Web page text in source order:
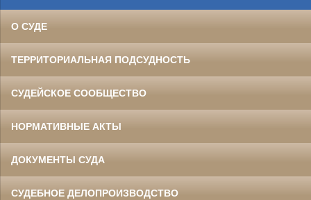
О СУДЕ
ТЕРРИТОРИАЛЬНАЯ ПОДСУДНОСТЬ
СУДЕЙСКОЕ СООБЩЕСТВО
НОРМАТИВНЫЕ АКТЫ
ДОКУМЕНТЫ СУДА
СУДЕБНОЕ ДЕЛОПРОИЗВОДСТВО